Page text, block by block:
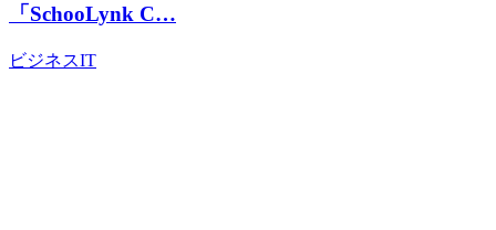
「SchooLynk C…
ビジネスIT